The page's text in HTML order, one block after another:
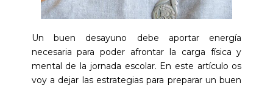
Un buen desayuno debe aportar energía
necesaria para poder afrontar la carga física y
mental de la jornada escolar. En este artículo os
voy a dejar las estrategias para preparar un buen